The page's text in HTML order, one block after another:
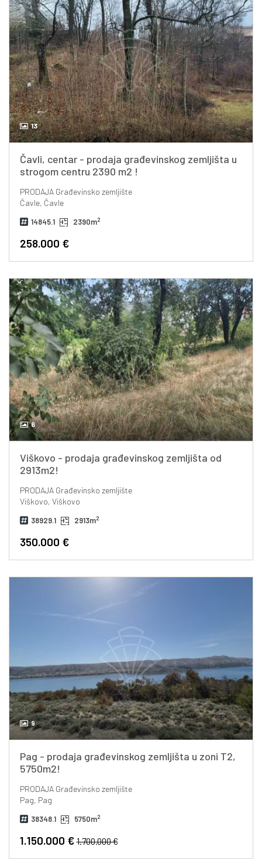
13
Čavli, centar - prodaja građevinskog zemljišta u
strogom centru 2390 m2 !
PRODAJAGrađevinsko zemljište
Čavle, Čavle
14845.1 2390m2
258.000 €
6
Viškovo - prodaja građevinskog zemljišta od
2913m2!
PRODAJAGrađevinsko zemljište
Viškovo, Viškovo
38929.1 2913m2
350.000 €
9
Pag - prodaja građevinskog zemljišta u zoni T2,
5750m2!
PRODAJAGrađevinsko zemljište
Pag, Pag
38348.1 5750m2
1.150.000 €1.700.000 €